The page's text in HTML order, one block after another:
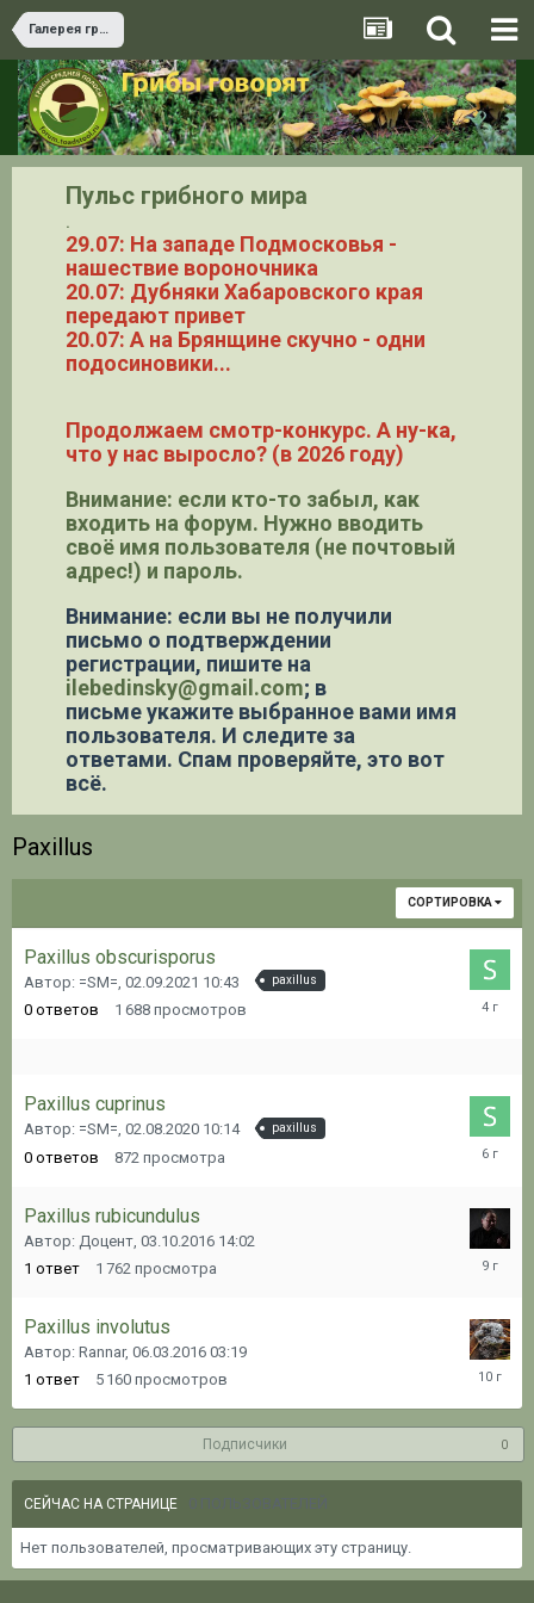
Галерея грибов
Пульс грибного мира
.
29.07: На западе Подмосковья -
нашествие вороночника
20.07: Дубняки Хабаровского края
передают привет
20.07: А на Брянщине скучно - одни
подосиновики...
Продолжаем смотр-конкурс. А ну-ка,
что у нас выросло? (в 2026 году)
Внимание: если кто-то забыл, как
входить на форум. Нужно вводить
своё имя пользователя (не почтовый
адрес!) и пароль.
Внимание: если вы не получили
письмо о подтверждении
регистрации, пишите на
ilebedinsky@gmail.com; в
письме укажите выбранное вами имя
пользователя. И следите за
ответами. Спам проверяйте, это вот
всё.
Paxillus
СОРТИРОВКА
Paxillus obscurisporus
Автор: =SM=, 02.09.2021 10:43 paxillus
0 ответов 1 688 просмотров
Paxillus cuprinus
Автор: =SM=, 02.08.2020 10:14 paxillus
0 ответов 872 просмотра
Paxillus rubicundulus
Автор: Доцент, 03.10.2016 14:02
1 ответ 1 762 просмотра
Paxillus involutus
Автор: Rannar, 06.03.2016 03:19
1 ответ 5 160 просмотров
Подписчики 0
СЕЙЧАС НА СТРАНИЦЕ 0 ПОЛЬЗОВАТЕЛЕЙ
Нет пользователей, просматривающих эту страницу.